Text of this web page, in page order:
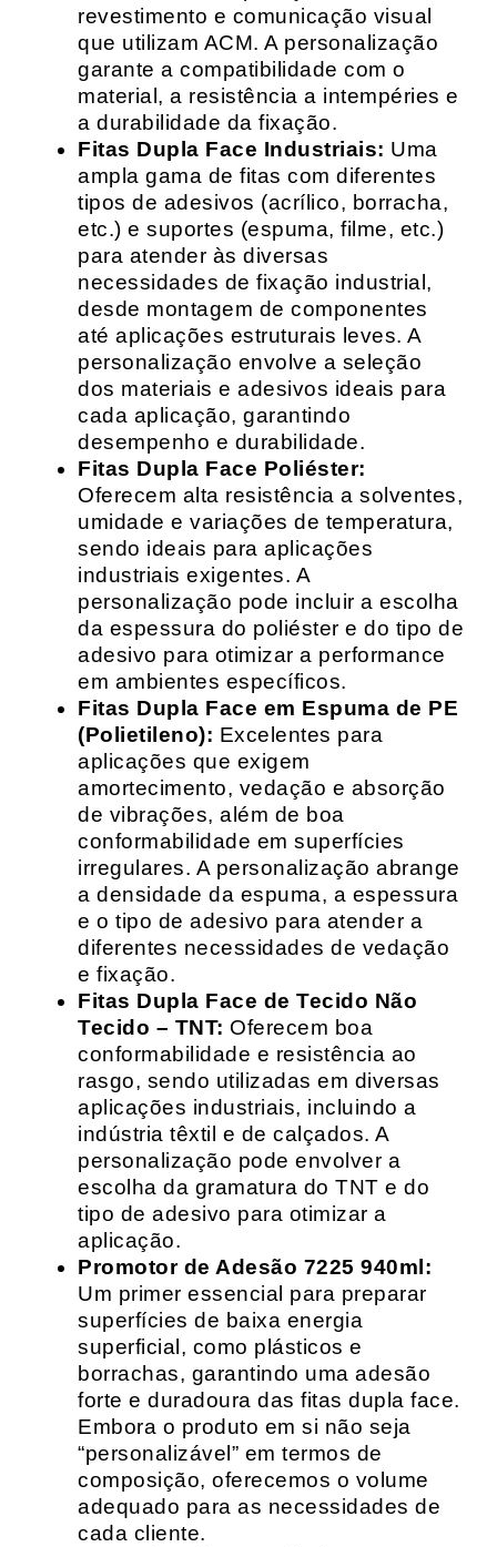
revestimento e comunicação visual
que utilizam ACM. A personalização
garante a compatibilidade com o
material, a resistência a intempéries e
a durabilidade da fixação.
Fitas Dupla Face Industriais: Uma
ampla gama de fitas com diferentes
tipos de adesivos (acrílico, borracha,
etc.) e suportes (espuma, filme, etc.)
para atender às diversas
necessidades de fixação industrial,
desde montagem de componentes
até aplicações estruturais leves. A
personalização envolve a seleção
dos materiais e adesivos ideais para
cada aplicação, garantindo
desempenho e durabilidade.
Fitas Dupla Face Poliéster:
Oferecem alta resistência a solventes,
umidade e variações de temperatura,
sendo ideais para aplicações
industriais exigentes. A
personalização pode incluir a escolha
da espessura do poliéster e do tipo de
adesivo para otimizar a performance
em ambientes específicos.
Fitas Dupla Face em Espuma de PE
(Polietileno): Excelentes para
aplicações que exigem
amortecimento, vedação e absorção
de vibrações, além de boa
conformabilidade em superfícies
irregulares. A personalização abrange
a densidade da espuma, a espessura
e o tipo de adesivo para atender a
diferentes necessidades de vedação
e fixação.
Fitas Dupla Face de Tecido Não
Tecido – TNT: Oferecem boa
conformabilidade e resistência ao
rasgo, sendo utilizadas em diversas
aplicações industriais, incluindo a
indústria têxtil e de calçados. A
personalização pode envolver a
escolha da gramatura do TNT e do
tipo de adesivo para otimizar a
aplicação.
Promotor de Adesão 7225 940ml:
Um primer essencial para preparar
superfícies de baixa energia
superficial, como plásticos e
borrachas, garantindo uma adesão
forte e duradoura das fitas dupla face.
Embora o produto em si não seja
“personalizável” em termos de
composição, oferecemos o volume
adequado para as necessidades de
cada cliente.